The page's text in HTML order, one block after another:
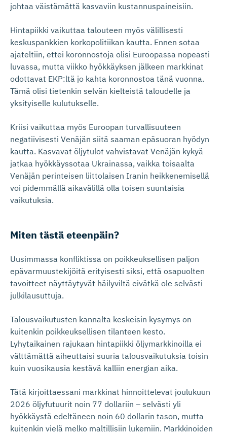
johtaa väistämättä kasvaviin kustannuspaineisiin.
Hintapiikki vaikuttaa talouteen myös välillisesti
keskuspankkien korkopolitiikan kautta. Ennen sotaa
ajateltiin, ettei koronnostoja olisi Euroopassa nopeasti
luvassa, mutta viikko hyökkäyksen jälkeen markkinat
odottavat EKP:ltä jo kahta koronnostoa tänä vuonna.
Tämä olisi tietenkin selvän kielteistä taloudelle ja
yksityiselle kulutukselle.
Kriisi vaikuttaa myös Euroopan turvallisuuteen
negatiivisesti Venäjän siitä saaman epäsuoran hyödyn
kautta. Kasvavat öljytulot vahvistavat Venäjän kykyä
jatkaa hyökkäyssotaa Ukrainassa, vaikka toisaalta
Venäjän perinteisen liittolaisen Iranin heikkenemisellä
voi pidemmällä aikavälillä olla toisen suuntaisia
vaikutuksia.
Miten tästä eteenpäin?
Uusimmassa konfliktissa on poikkeuksellisen paljon
epävarmuustekijöitä erityisesti siksi, että osapuolten
tavoitteet näyttäytyvät häilyviltä eivätkä ole selvästi
julkilausuttuja.
Talousvaikutusten kannalta keskeisin kysymys on
kuitenkin poikkeuksellisen tilanteen kesto.
Lyhytaikainen rajukaan hintapiikki öljymarkkinoilla ei
välttämättä aiheuttaisi suuria talousvaikutuksia toisin
kuin vuosikausia kestävä kalliin energian aika.
Tätä kirjoittaessani markkinat hinnoittelevat joulukuun
2026 öljyfutuurit noin 77 dollariin – selvästi yli
hyökkäystä edeltäneen noin 60 dollarin tason, mutta
kuitenkin vielä melko maltillisiin lukemiin. Markkinoiden